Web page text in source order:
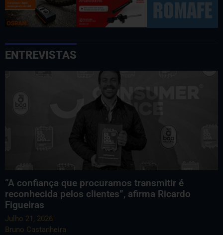
ENTREVISTAS
“A confiança que procuramos transmitir é
reconhecida pelos clientes”, afirma Ricardo
Figueiras
Julho 21, 2026
Bruno Castanheira